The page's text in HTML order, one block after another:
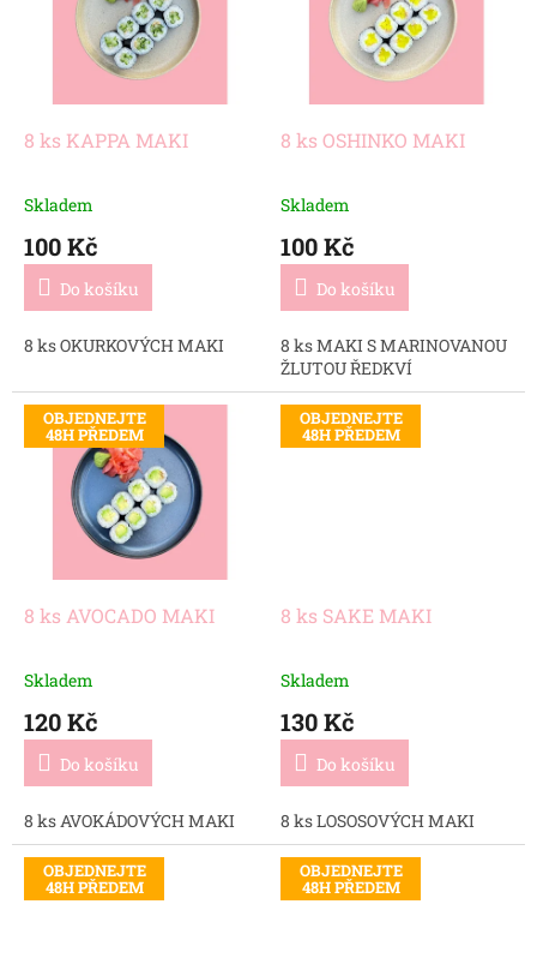
k
ů
8 ks KAPPA MAKI
Skladem
100 Kč
Do košíku
8 ks OKURKOVÝCH MAKI
8 ks OSHINKO MAKI
Skladem
100 Kč
Do košíku
8 ks MAKI S MARINOVANOU
ŽLUTOU ŘEDKVÍ
OBJEDNEJTE
48H PŘEDEM
8 ks AVOCADO MAKI
Skladem
120 Kč
Do košíku
8 ks AVOKÁDOVÝCH MAKI
OBJEDNEJTE
48H PŘEDEM
8 ks SAKE MAKI
Skladem
130 Kč
Do košíku
8 ks LOSOSOVÝCH MAKI
OBJEDNEJTE
48H PŘEDEM
OBJEDNEJTE
48H PŘEDEM